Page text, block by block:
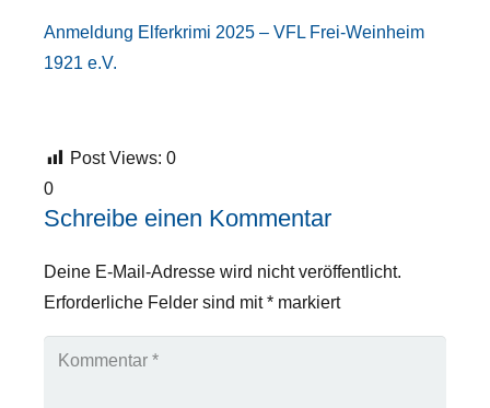
Anmeldung Elferkrimi 2025 – VFL Frei-Weinheim
1921 e.V.
Post Views: 0
0
Schreibe einen Kommentar
Deine E-Mail-Adresse wird nicht veröffentlicht.
Erforderliche Felder sind mit* markiert